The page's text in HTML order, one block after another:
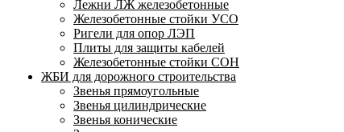
Лежни ЛЖ железобетонные
Железобетонные стойки УСО
Ригели для опор ЛЭП
Плиты для защиты кабелей
Железобетонные стойки СОН
ЖБИ для дорожного строительства
Звенья прямоугольные
Звенья цилиндрические
Звенья конические